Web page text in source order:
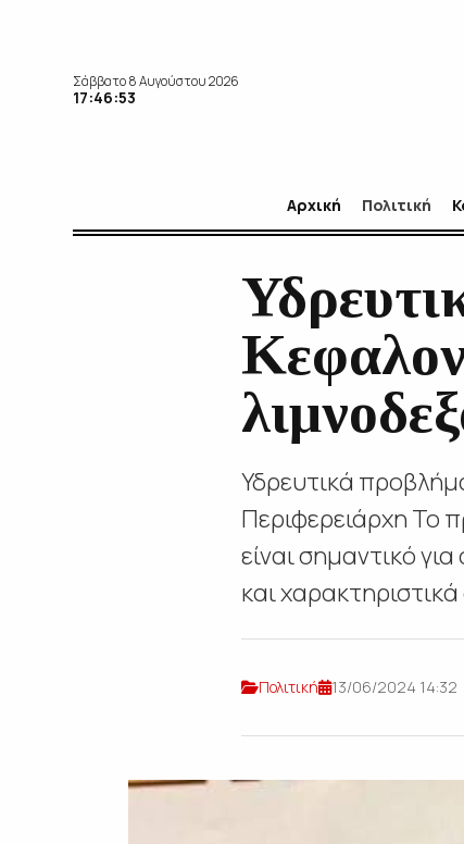
Σάββατο 8 Αυγούστου 2026
17:46:54
Αρχική Πολιτική
Υδρευτικά
Περιφερειάρχη Το
είναι σημαντικό
και
Πολιτική 13/06/2024 14:32